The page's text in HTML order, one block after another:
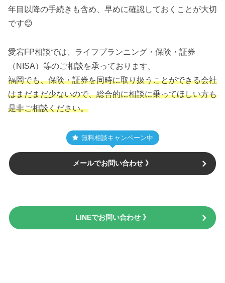
年目以降の手続きも含め、早めに確認しておくことが大切
です😊
愛宕FP相談では、ライフプランニング・保険・証券
（NISA）等のご相談を承っております。
福岡でも、保険・証券を同時に取り扱うことができる会社
はまだまだ少ないので、総合的に相談に乗ってほしい方も
是非ご相談ください。
無料相談キャンペーン中
メールでお問い合わせ 》
LINEでお問い合わせ 》